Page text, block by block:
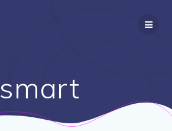
smart